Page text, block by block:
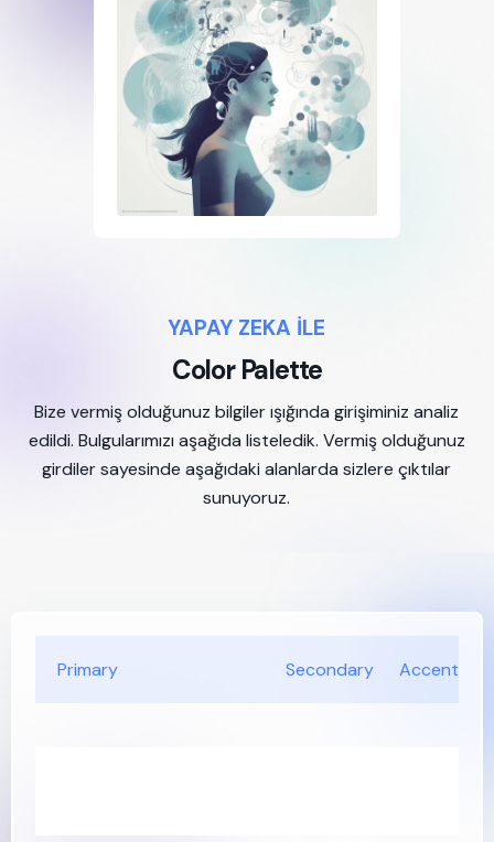
YAPAY ZEKA İLE
Color Palette
Bize vermiş olduğunuz bilgiler ışığında girişiminiz analiz
edildi. Bulgularımızı aşağıda listeledik. Vermiş olduğunuz
girdiler sayesinde aşağıdaki alanlarda sizlere çıktılar
sunuyoruz.
Primary Secondary Accent